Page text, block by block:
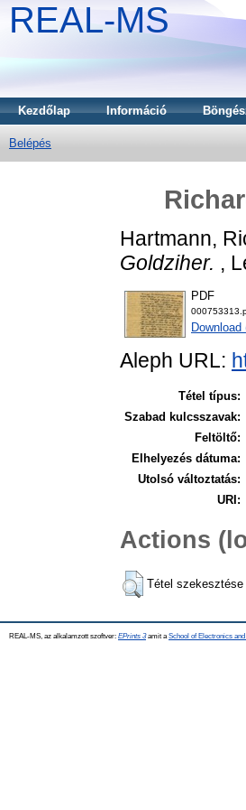
REAL-MS
Kezdőlap Információ
Belépés
Hartmann,
Goldziher. ,
PDF
Download
Aleph URL:
Tétel típus:
Szabad kulcsszavak:
Feltöltő:
Elhelyezés dátuma:
Utolsó változtatás:
URI:
Actions
Tétel szekesztése
REAL-MS, az alkalamzott szoftver: EPrints 3amit a School of Electronics